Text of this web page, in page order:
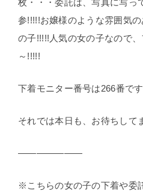
枚・・・委託は、写真に写っ
参!!!!!お嬢様のような雰囲気
の子!!!!!人気の女の子なので
～!!!!!
下着モニター番号は266番です
それでは本日も、お待ちして
———————
※こちらの女の子の下着や委